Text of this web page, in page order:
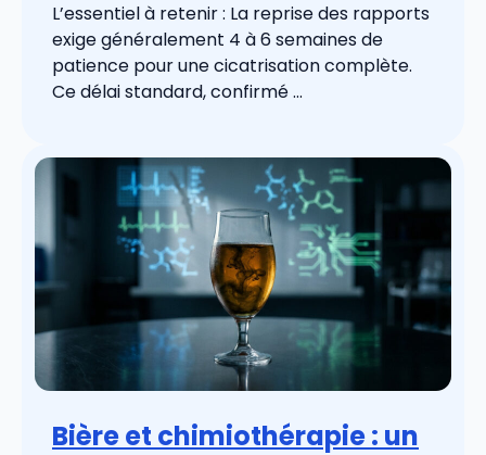
L’essentiel à retenir : La reprise des rapports
exige généralement 4 à 6 semaines de
patience pour une cicatrisation complète.
Ce délai standard, confirmé ...
Bière et chimiothérapie : un